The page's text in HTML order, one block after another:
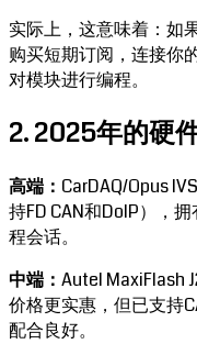
实际上，这意味着：如
购买短期订阅，连接你
对模块进行编程。
2. 2025年的硬
高端： CarDAQ/Opus
持FD CAN和DoIP），
程会话。
中端： Autel MaxiFlash
价格更实惠，但已支持
配合良好。